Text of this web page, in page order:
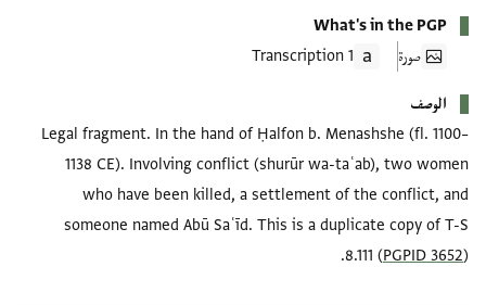
What's in the PGP
صورة
1 Transcription
الوصف
Legal fragment. In the hand of Ḥalfon b. Menashshe (fl. 1100–
1138 CE). Involving conflict (shurūr wa-taʿab), two women
who have been killed, a settlement of the conflict, and
someone named Abū Saʿīd. This is a duplicate copy of T-S
8.111 (PGPID 3652).